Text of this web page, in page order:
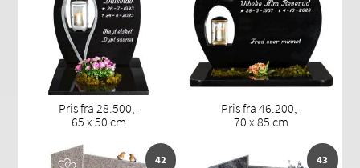
Pris fra 28.500,-
65 x 50 cm
Pris fra 46.200,-
70 x 85 cm
42 43